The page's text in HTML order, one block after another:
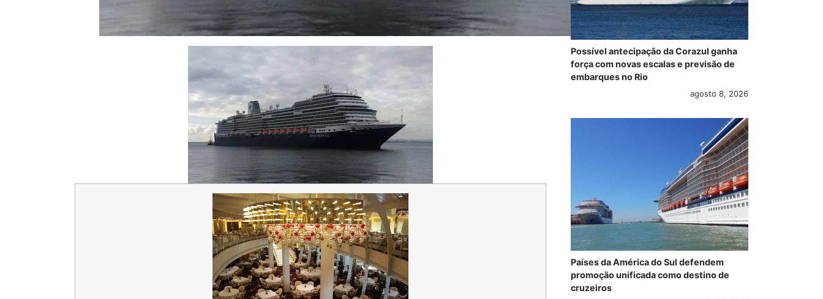
Possível antecipação da Corazul ganha
força com novas escalas e previsão de
embarques no Rio
agosto 8, 2026
Países da América do Sul defendem
promoção unificada como destino de
cruzeiros